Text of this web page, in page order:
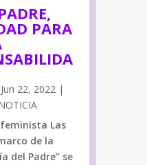
PARA
Jun 22, 2022|
Las
de la
del Padre” se